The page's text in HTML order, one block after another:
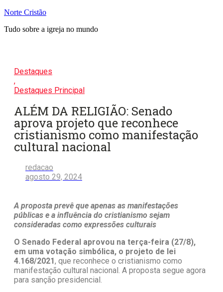
Pular
o
Norte Cristão
Tudo sobre a igreja no mundo
Destaques
,
Destaques Principal
ALÉM DA RELIGIÃO: Senado
aprova projeto que reconhece
cristianismo como manifestação
cultural nacional
redacao
agosto 29, 2024
A proposta prevê que apenas as manifestações
públicas e a influência do cristianismo sejam
consideradas como expressões culturais
O Senado Federal aprovou na terça-feira (27/8),
em uma votação simbólica, o projeto de lei
4.168/2021, que reconhece o cristianismo como
manifestação cultural nacional. A proposta segue agora
para sanção presidencial.